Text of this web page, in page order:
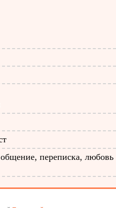
переписка, любовь